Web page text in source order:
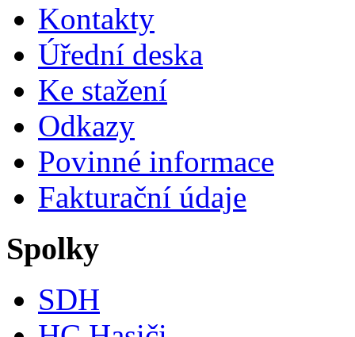
Kontakty
Úřední deska
Ke stažení
Odkazy
Povinné informace
Fakturační údaje
Spolky
SDH